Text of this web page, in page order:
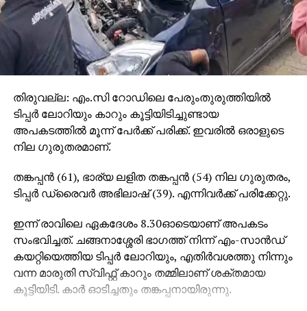
തിരുവല്ല: എം.സി റോഡിലെ പേരുംതുരുത്തിയില്‍
ടിപ്പര്‍ ലോറിയും കാറും കൂട്ടിയിടിച്ചുണ്ടായ
അപകടത്തില്‍ മൂന്ന് പേര്‍ക്ക് പരിക്ക്. ഇവരില്‍ ഒരാളുടെ
നില ഗുരുതരമാണ്.
തങ്കപ്പന്‍ (61), ഭാര്യ ലളിത തങ്കപ്പന്‍ (54) നില ഗുരുതരം,
ടിപ്പര്‍ ഡ്രൈവര്‍ അഭിലാഷ് (39). എന്നിവര്‍ക്ക് പരിക്കേറ്റു.
ഇന്ന് രാവിലെ ഏകദേശം 8.30ഓടെയാണ് അപകടം
സംഭവിച്ചത്. ചങ്ങനാശ്ശേരി ഭാഗത്ത് നിന്ന് എം-സാന്‍ഡ്
കയറ്റിയെത്തിയ ടിപ്പര്‍ ലോറിയും, എതിര്‍വശത്തു നിന്നും
വന്ന മാരുതി സ്വിഫ്റ്റ് കാറും തമ്മിലാണ് ശക്തമായ
കൂട്ടിയിടി. കാര്‍ ഓടിച്ചതും തങ്കപ്പനായിരുന്നു.